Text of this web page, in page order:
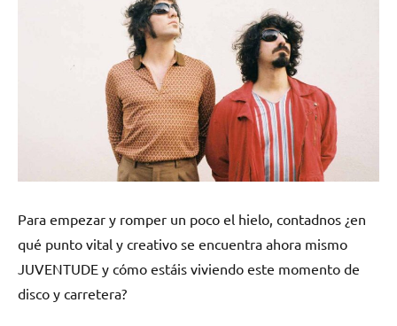
Para empezar y romper un poco el hielo, contadnos ¿en
qué punto vital y creativo se encuentra ahora mismo
JUVENTUDE y cómo estáis viviendo este momento de
disco y carretera?